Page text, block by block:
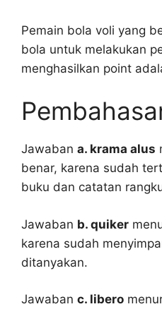
Pemain bola voli yang
bola untuk melakukan
menghasilkan point
Jawaban a. krama alus
benar, karena sudah
buku dan catatan
Jawaban b. quiker
karena sudah
ditanyakan.
Jawaban c. libero